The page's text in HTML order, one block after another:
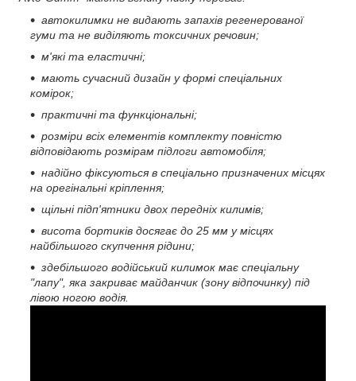
автокилимки не видають запахів регенерованої
гуми та не виділяють токсичних речовин;
м'які та еластичні;
мають сучасний дизайн у формі спеціальних
комірок;
практичні та функціональні;
розміри всіх елементів комплекту повністю
відповідають розмірам підлоги автомобіля;
надійно фіксуються в спеціально призначених місцях
на орегінальні кріплення;
щільні підп'ятники двох передніх килимів;
висота бортиків досягає до 25 мм у місцях
найбільшого скупчення рідини;
здебільшого водійський килимок має спеціальну
"лапу", яка закриває майданчик (зону відпочинку) під
лівою ногою водія.